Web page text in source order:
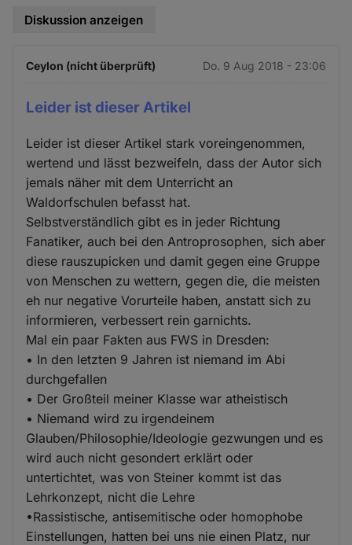
Diskussion anzeigen
Ceylon (nicht überprüft) Do. 9 Aug 2018 - 23:06
Leider ist dieser Artikel
Leider ist dieser Artikel stark voreingenommen,
wertend und lässt bezweifeln, dass der Autor sich
jemals näher mit dem Unterricht an
Waldorfschulen befasst hat.
Selbstverständlich gibt es in jeder Richtung
Fanatiker, auch bei den Antroprosophen, sich aber
diese rauszupicken und damit gegen eine Gruppe
von Menschen zu wettern, gegen die, die meisten
eh nur negative Vorurteile haben, anstatt sich zu
informieren, verbessert rein garnichts.
Mal ein paar Fakten aus FWS in Dresden:
• In den letzten 9 Jahren ist niemand im Abi
durchgefallen
• Der Großteil meiner Klasse war atheistisch
• Niemand wird zu irgendeinem
Glauben/Philosophie/Ideologie gezwungen und es
wird auch nicht gesondert erklärt oder
untertichtet, was von Steiner kommt ist das
Lehrkonzept, nicht die Lehre
•Rassistische, antisemitische oder homophobe
Einstellungen, hatten bei uns nie einen Platz, nur